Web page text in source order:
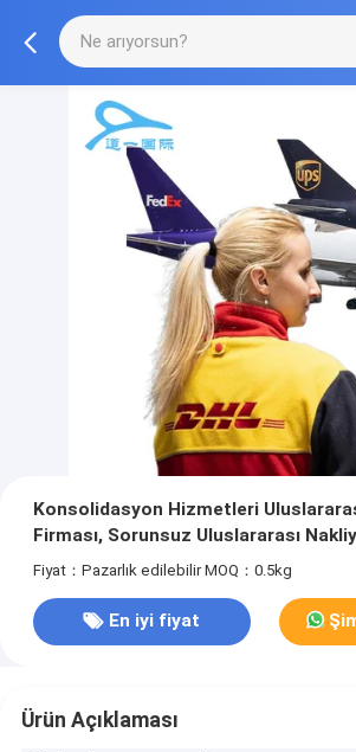
Konsolidasyon Hizmetleri
Firması, Sorunsuz Uluslararası
Desteklemek İçin Gerçek Zamanlı
Fiyat：Pazarlık edilebilir MOQ：0.5kg
En iyi fiyat
Ürün Açıklaması